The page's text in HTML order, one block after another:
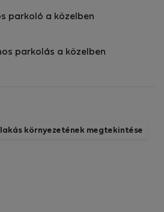
parkoló a közelben
parkolás a közelben
környezetének megtekintése